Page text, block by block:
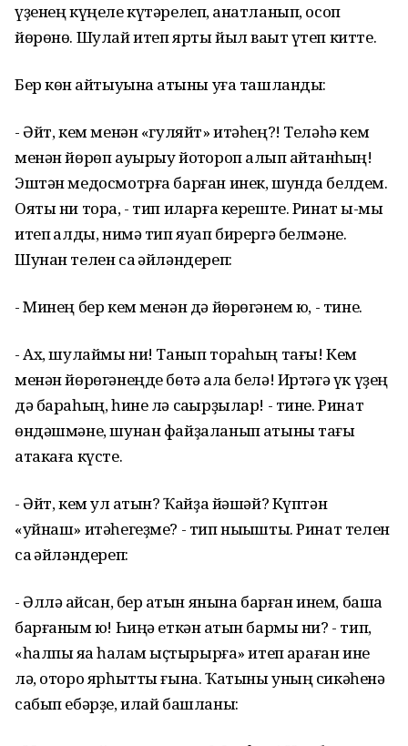
үҙенең күңеле күтәрелеп, ҡанатланып, осоп
йөрөнө. Шулай итеп ярты йыл ваҡыт үтеп китте.
Бер көн ҡайтыуына ҡатыны уға ташланды:
- Әйт, кем менән «гуляйт» итәһең?! Теләһә кем
менән йөрөп ауырыу йоҡтороп алып ҡайтҡанһың!
Эштән медосмотрға барған инек, шунда белдем.
Ояты ни тора, - тип иларға кереште. Ринат ыҡ-мыҡ
итеп ҡалды, нимә тип яуап бирергә белмәне.
Шунан телен саҡ әйләндереп:
- Минең бер кем менән дә йөрөгәнем юҡ, - тине.
- Ах, шулаймы ни! Танып тораһың тағы! Кем
менән йөрөгәнеңде бөтә ҡала белә! Иртәгә үк үҙең
дә бараһың, һине лә саҡырҙылар! - тине. Ринат
өндәшмәне, шунан файҙаланып ҡатыны тағы
атакаға күсте.
- Әйт, кем ул ҡатын? Ҡайҙа йәшәй? Күптән
«уйнаш» итәһегеҙме? - тип ныҡышты. Ринат телен
саҡ әйләндереп:
- Әллә ҡайсан, бер ҡатын янына барған инем, башҡа
барғаным юҡ! Һиңә еткән ҡатын бармы ни? - тип,
«һалпы яҡҡа һалам ҡыҫтырырға» итеп ҡараған ине
лә, оторо ярһытты ғына. Ҡатыны уның сикәһенә
сабып ебәрҙе, илай башланы: